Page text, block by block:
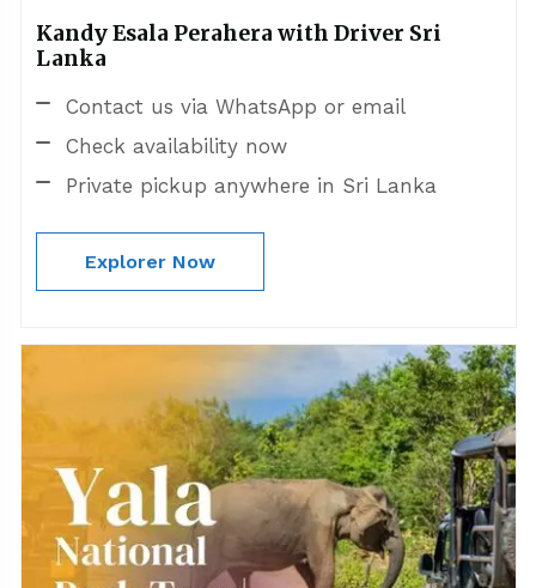
Kandy Esala Perahera with Driver Sri
Lanka
Contact us via WhatsApp or email
Check availability now
Private pickup anywhere in Sri Lanka
Explorer Now